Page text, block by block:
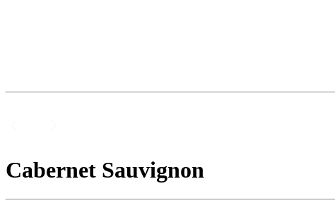
Cabernet Sauvignon